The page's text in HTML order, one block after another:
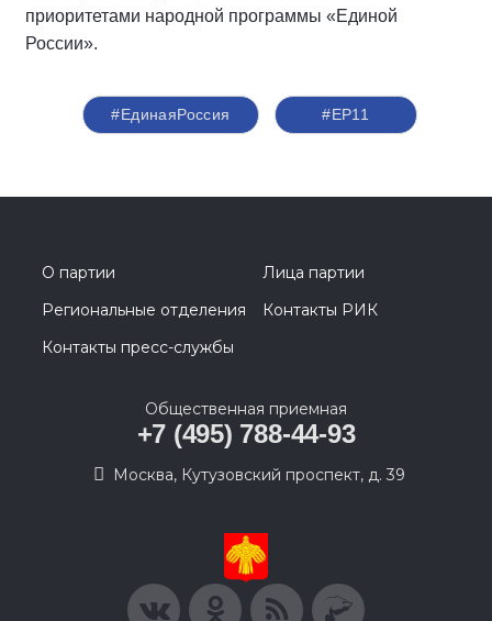
приоритетами народной программы «Единой
России».
#ЕдинаяРоссия #ЕР11
О партии
Лица партии
Региональные отделения
Контакты РИК
Контакты пресс-службы
Общественная приемная
+7 (495) 788-44-93
Москва, Кутузовский проспект, д. 39